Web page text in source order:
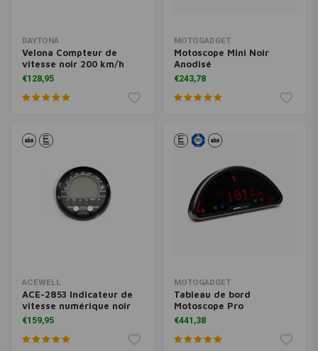
DAYTONA
Velona Compteur de
vitesse noir 200 km/h
€128,95
MOTOGADGET
Motoscope Mini Noir
Anodisé
€243,78
ACEWELL
ACE-2853 Indicateur de
vitesse numérique noir
€159,95
MOTOGADGET
Tableau de bord
Motoscope Pro
€441,38